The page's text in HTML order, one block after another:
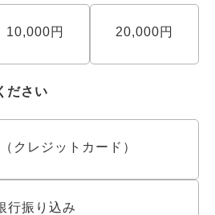
10,000円 20,000円
ださい
クレジットカード）
行振り込み